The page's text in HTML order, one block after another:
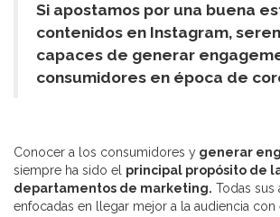
Si apostamos por una buena
contenidos en Instagram,
capaces de generar
consumidores en época de
Conocer a los consumidores y generar
siempre ha sido el principal propósito de
departamentos de marketing. Todas sus
enfocadas en llegar mejor a la audiencia con